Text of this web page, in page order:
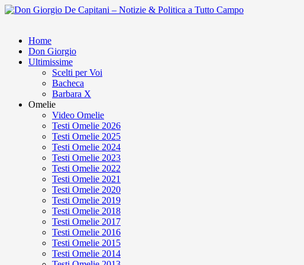
Home
Don Giorgio
Ultimissime
Scelti per Voi
Bacheca
Barbara X
Omelie
Video Omelie
Testi Omelie 2026
Testi Omelie 2025
Testi Omelie 2024
Testi Omelie 2023
Testi Omelie 2022
Testi Omelie 2021
Testi Omelie 2020
Testi Omelie 2019
Testi Omelie 2018
Testi Omelie 2017
Testi Omelie 2016
Testi Omelie 2015
Testi Omelie 2014